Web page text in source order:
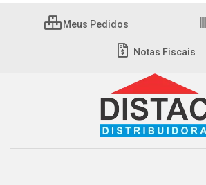
Meus Pedidos
Notas Fiscais